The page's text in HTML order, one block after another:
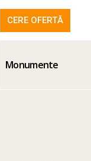
CERE OFERTĂ
Monumente